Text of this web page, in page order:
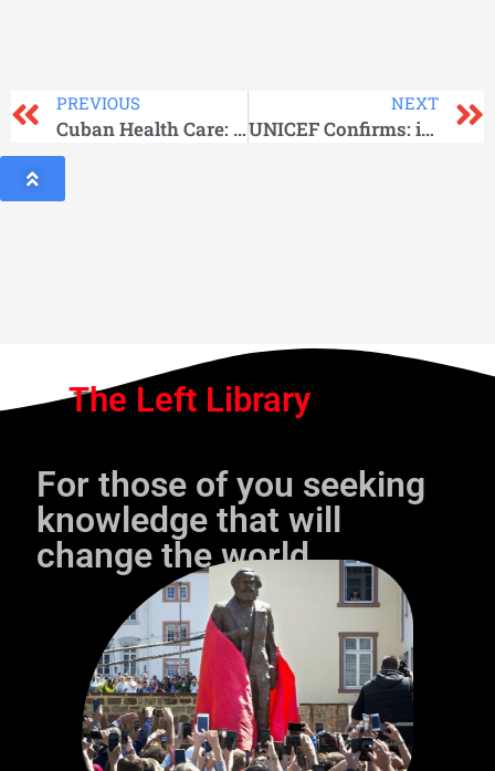
PREVIOUS
Cuban Health Care: A Work in Progress
NEXT
UNICEF Confirms: in CUBA, 0% Child Malnutrition
The Left Library
For those of you seeking
knowledge that will
change the world